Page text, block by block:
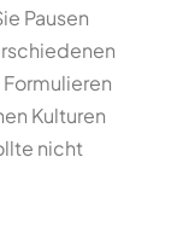
Pausen
Kulturen
nicht